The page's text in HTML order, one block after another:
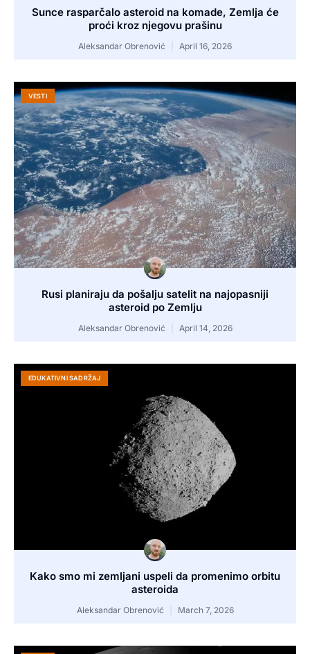
Sunce rasparčalo asteroid na komade, Zemlja će
proći kroz njegovu prašinu
Aleksandar Obrenović April 16, 2026
VESTI
Rusi planiraju da pošalju satelit na najopasniji
asteroid po Zemlju
Aleksandar Obrenović April 14, 2026
EDUKATIVNI SADRŽAJ
Kako smo mi zemljani uspeli da promenimo orbitu
asteroida
Aleksandar Obrenović March 7, 2026